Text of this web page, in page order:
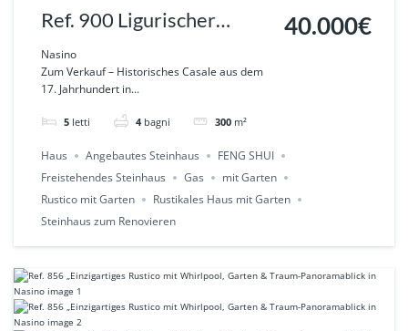
Ref. 900 Ligurischer
Traum – Großes
Altstadthaus mit
Ausbaupotenzial &
Nasino
Nasino
Zum Verkauf – Historisches Casale aus dem
17. Jahrhundert in...
5 letti 4 bagni 300 m²
40.000€
Haus Angebautes Steinhaus
FENG SHUI
Freistehendes Steinhaus
Gas
mit Garten
Rustico mit Garten
Rustikales Haus mit Garten
Steinhaus zum Renovieren